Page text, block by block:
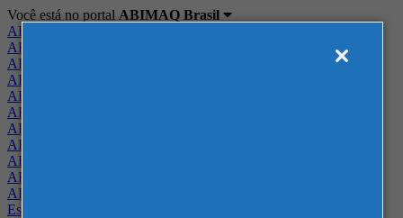
Você está no portal ABIMAQ Brasil
ABIMAQ Brasil
ABIMAQ Minas Gerais
ABIMAQ Norte-Nordeste
ABIMAQ Paraná
ABIMAQ Piracicaba
ABIMAQ Ribeirão Preto
ABIMAQ Rio de Janeiro
ABIMAQ Rio Grande do Sul
ABIMAQ Santa Catarina
ABIMAQ São Paulo
ABIMAQ Vale do Paraíba
Escritório de Relações Governamentais